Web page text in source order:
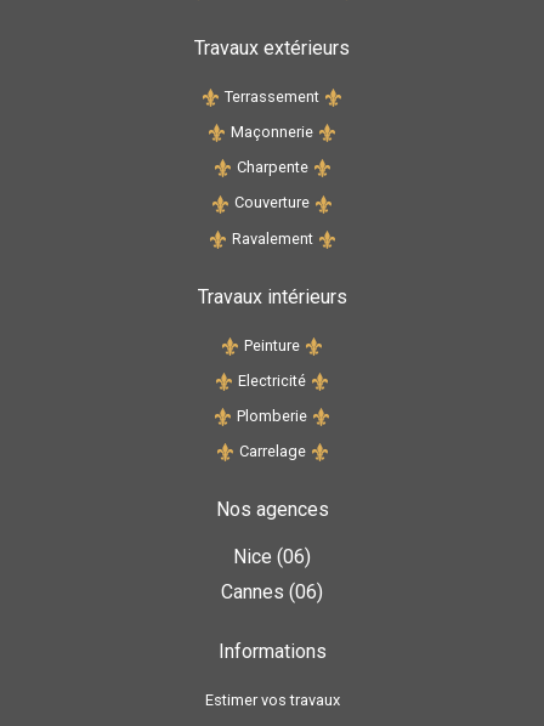
Travaux extérieurs
Terrassement
Maçonnerie
Charpente
Couverture
Ravalement
Travaux intérieurs
Peinture
Electricité
Plomberie
Carrelage
Nos agences
Nice (06)
Cannes (06)
Informations
Estimer vos travaux